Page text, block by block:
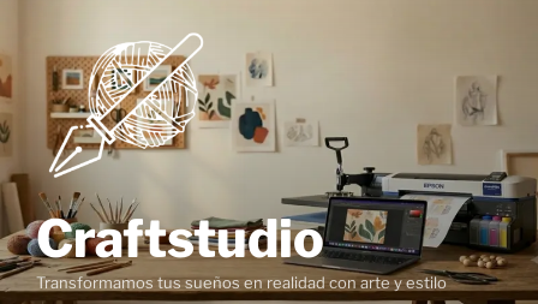
contenido
Craftstudio
Transformamos tus sueños en realidad con arte y estilo